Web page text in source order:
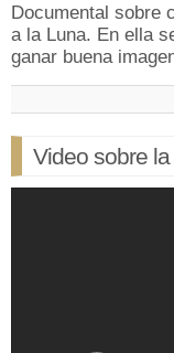
Documental sobre
a la Luna. En ella
ganar buena
Video sobre